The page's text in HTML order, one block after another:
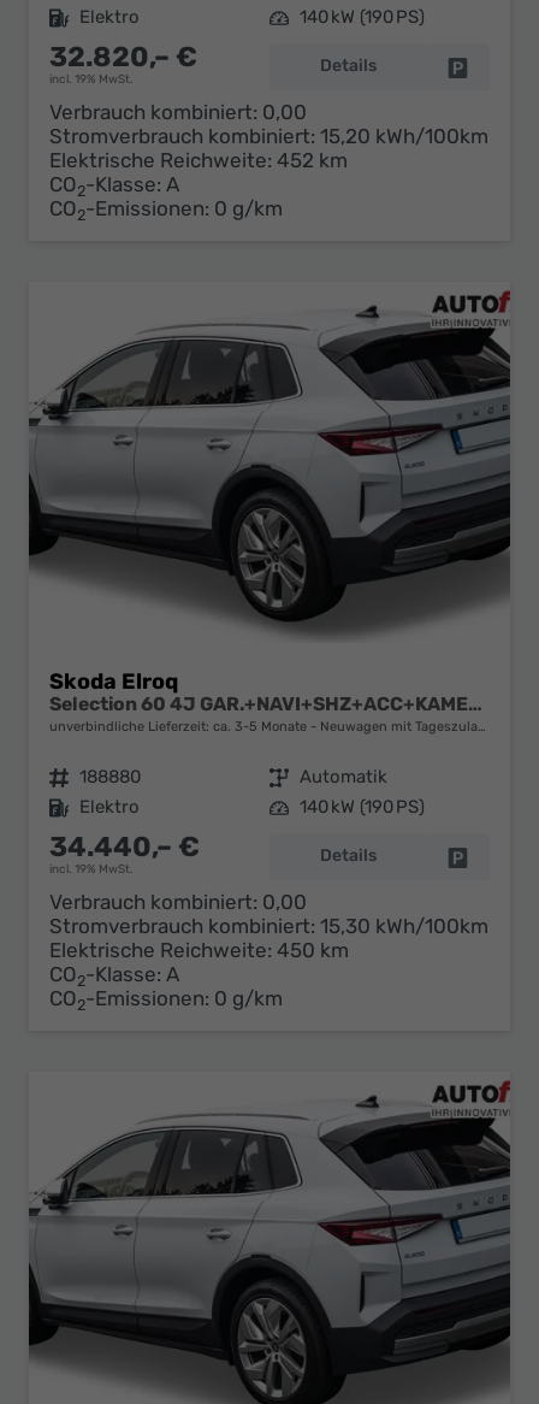
Kraftstoff Elektro Leistung 140 kW (190 PS)
32.820,– €
incl. 19% MwSt.
Details
Verbrauch kombiniert: 0,00
Stromverbrauch kombiniert: 15,20 kWh/100km
Elektrische Reichweite: 452 km
CO2-Klasse: A
CO2-Emissionen: 0 g/km
Skoda Elroq
Selection 60 4J GAR.+NAVI+SHZ+ACC+KAMERA+19" ALU+SMARTLINK+KLIMA+LED
unverbindliche Lieferzeit: ca. 3-5 Monate Neuwagen mit Tageszulassung
Fahrzeugnr. 188880 Getriebe Automatik
Kraftstoff Elektro Leistung 140 kW (190 PS)
34.440,– €
incl. 19% MwSt.
Details
Verbrauch kombiniert: 0,00
Stromverbrauch kombiniert: 15,30 kWh/100km
Elektrische Reichweite: 450 km
CO2-Klasse: A
CO2-Emissionen: 0 g/km